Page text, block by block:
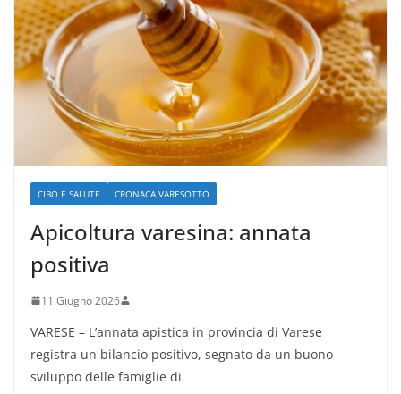
CIBO E SALUTE CRONACA VARESOTTO
Apicoltura varesina: annata
positiva
11 Giugno 2026 .
VARESE – L’annata apistica in provincia di Varese
registra un bilancio positivo, segnato da un buono
sviluppo delle famiglie di